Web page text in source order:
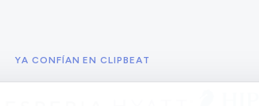
YA CONFÍAN EN CLIPBEAT